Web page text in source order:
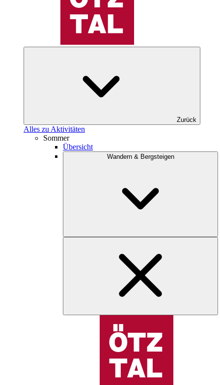
Zurück
Alles zu Aktivitäten
Sommer
Übersicht
Wandern & Bergsteigen